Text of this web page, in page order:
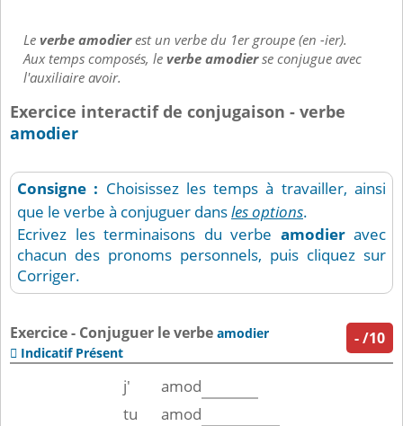
Leverbe amodierest un verbe du 1er groupe (en -ier).
Aux temps composés, leverbe amodierse conjugue avec
l'auxiliaire avoir.
Exercice interactif de conjugaison - verbe
amodier
Consigne : Choisissez les temps à travailler, ainsi
que le verbe à conjuguer dansles options.
Ecrivez les terminaisons du verbe amodieravec
chacun des pronoms personnels, puis cliquez sur
Corriger.
-/10
Exercice - Conjuguer le verbe amodier
 Indicatif Présent
j'
amod
tu
amod